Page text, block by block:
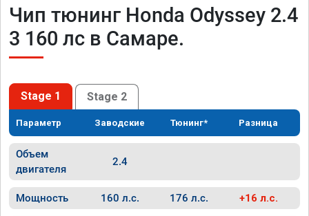
Чип тюнинг Honda Odyssey 2.4
3 160 лс в Самаре.
Stage 1 Stage 2
Параметр Заводские Тюнинг* Разница
Объем
двигателя
2.4
Мощность 160 л.с. 176 л.с. +16 л.с.